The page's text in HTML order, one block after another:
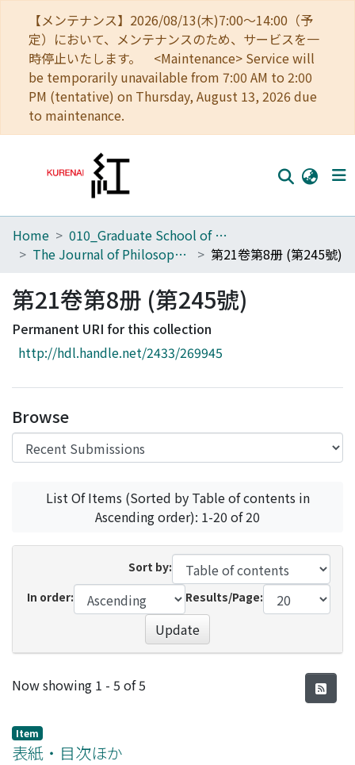
【メンテナンス】2026/08/13(木)7:00～14:00（予
定）において、メンテナンスのため、サービスを一
時停止いたします。 <Maintenance> Service will
be temporarily unavailable from 7:00 AM to 2:00
PM (tentative) on Thursday, August 13, 2026 due
to maintenance.
Home
Browse
Download Ranking
Access Statistics
Home
010_Graduate School of Letters
The Journal of Philosophical Studies
第21卷第8册 (第245號)
第21卷第8册 (第245號)
Permanent URI for this collection
http://hdl.handle.net/2433/269945
Browse
List Of Items (Sorted by Table of contents in
Ascending order): 1-20 of 20
Sort by:
In order:
Results/Page:
Update
Recent Submissions
Now showing 1 - 5 of 5
Item
表紙・目次ほか